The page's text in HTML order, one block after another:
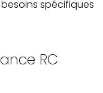
spécifiques
RC